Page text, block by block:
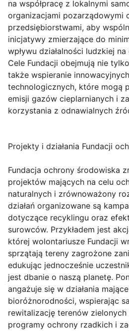
na współpracę z lokalnymi
organizacjami pozarządowymi
przedsiębiorstwami, aby
inicjatywy zmierzające do
wpływu działalności ludzkiej
Cele Fundacji obejmują nie
także wspieranie
technologicznych, które mogą
emisji gazów cieplarnianych i
korzystania z odnawialnych
Projekty i działania Fundacji
Fundacja ochrony środowiska
projektów mających na celu
naturalnych i zrównoważony
działań organizowane są
dotyczące recyklingu oraz
surowców. Przykładem jest
której wolontariusze Fundacji
sprzątają tereny zagrożone
edukując jednocześnie
jest dbanie o naszą planetę.
angażuje się w działania
bioróżnorodności, wspierając
rewitalizację terenów
programy ochrony rzadkich i